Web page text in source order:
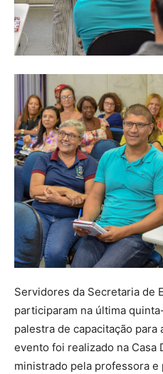
Servidores da Secretaria de
participaram na última
palestra de capacitação
evento foi realizado na Casa
ministrado pela professora e